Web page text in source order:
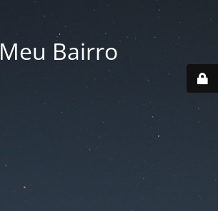
Meu Bairro